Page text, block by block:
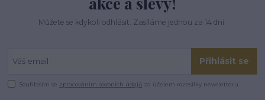
Můžete se kdykoli odhlásit. Zasíláme jednou za 14 dní.
Přihlásit se
Souhlasím se zpracováním osobních údajů za účelem rozesílky newsletteru.